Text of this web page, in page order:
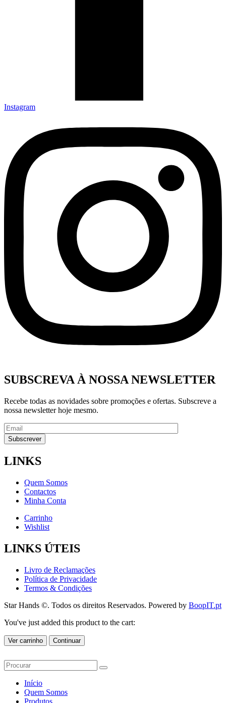
Instagram
SUBSCREVA À NOSSA NEWSLETTER
Recebe todas as novidades sobre promoções e ofertas. Subscreve a
nossa newsletter hoje mesmo.
LINKS
Quem Somos
Contactos
Minha Conta
Carrinho
Wishlist
LINKS ÚTEIS
Livro de Reclamações
Política de Privacidade
Termos & Condições
Star Hands ©. Todos os direitos Reservados. Powered by BoopIT.pt
You've just added this product to the cart:
Ver carrinho Continuar
Início
Quem Somos
Produtos